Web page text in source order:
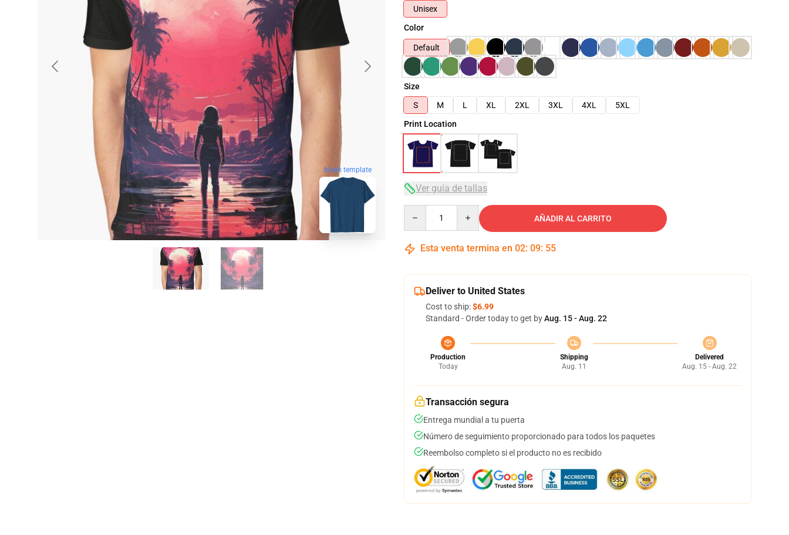
blank template
Unisex
Color
Default
Size
S
M L XL 2XL 3XL 4XL
5XL
Print Location
Ver guía de tallas
AÑADIR AL CARRITO
Esta venta termina en 02: 09: 54
Deliver to United States
Cost to ship:$6.99
Standard - Order today to get byAug. 15 - Aug. 22
Production
Today
Shipping
Aug. 11
Delivered
Aug. 15 - Aug. 22
Transacción segura
Entrega mundial a tu puerta
Número de seguimiento proporcionado para todos los paquetes
Reembolso completo si el producto no es recibido